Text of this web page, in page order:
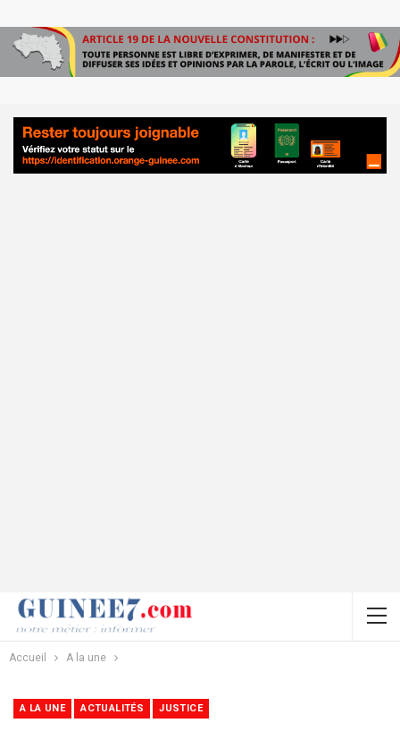
Accueil A la une
A LA UNE ACTUALITÉS JUSTICE